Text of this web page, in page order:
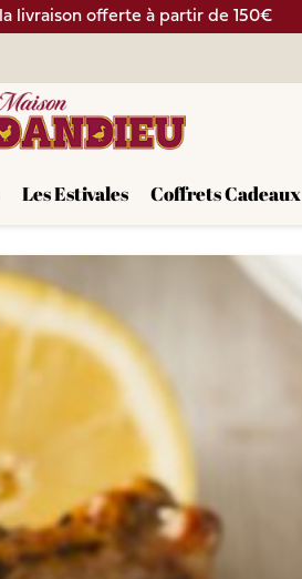
livraison offerte à partir de 150€
Les Estivales Coffrets Cadeaux